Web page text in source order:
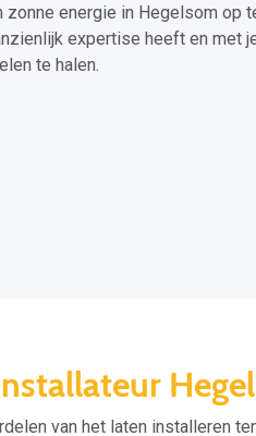
energie in Hegelsom op
expertise heeft en met
te halen.
van het laten installeren